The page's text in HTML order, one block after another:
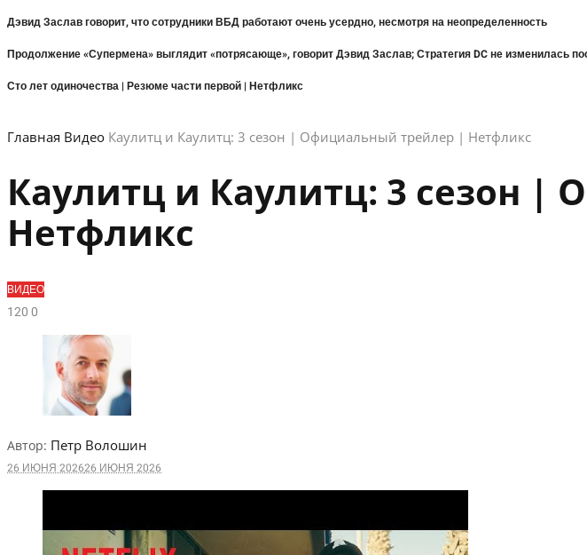
Дэвид Заслав говорит, что сотрудники ВБД работают очень усердно, несмотря на неопределенность
Продолжение «Супермена» выглядит «потрясающе», говорит Дэвид Заслав; Стратегия DC не изменилась
Сто лет одиночества | Резюме части первой | Нетфликс
Главная Видео Каулитц и Каулитц: 3 сезон | Официальный трейлер | Нетфликс
Каулитц и Каулитц: 3 сезон
Нетфликс
ВИДЕО
1200
Автор: Петр Волошин
26 ИЮНЯ 202626 ИЮНЯ 2026